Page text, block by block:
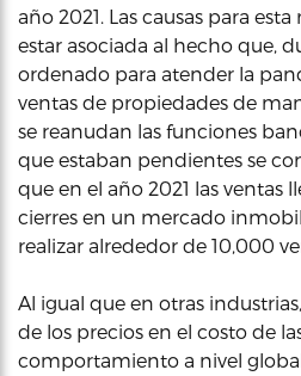
año 2021. Las causas para
estar asociada al hecho que,
ordenado para atender la
ventas de propiedades de
se reanudan las funciones
que estaban pendientes se
que en el año 2021 las ventas
cierres en un mercado
realizar alrededor de 10,000
Al igual que en otras
de los precios en el costo de
comportamiento a nivel